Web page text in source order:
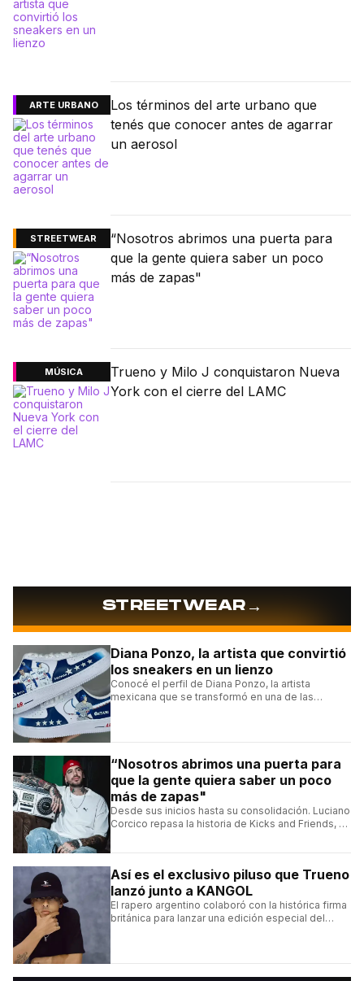
ARTE URBANO
Los términos del arte urbano que
tenés que conocer antes de agarrar
un aerosol
STREETWEAR
“Nosotros abrimos una puerta para
que la gente quiera saber un poco
más de zapas"
MÚSICA
Trueno y Milo J conquistaron Nueva
York con el cierre del LAMC
STREETWEAR→
Diana Ponzo, la artista que convirtió
los sneakers en un lienzo
Conocé el perfil de Diana Ponzo, la artista
mexicana que se transformó en una de las
“Nosotros abrimos una puerta para
que la gente quiera saber un poco
más de zapas"
Desde sus inicios hasta su consolidación. Luciano
Corcico repasa la historia de Kicks and Friends, el
Así es el exclusivo piluso que Trueno
lanzó junto a KANGOL
El rapero argentino colaboró con la histórica firma
británica para lanzar una edición especial del